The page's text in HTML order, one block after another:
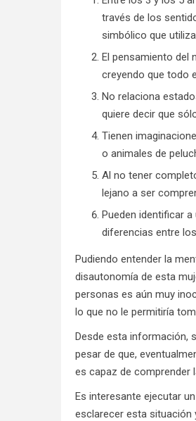
través de los
simbólico que
El pensamiento del
creyendo que todo
No relaciona
quiere decir que
Tienen
o animales de
Al no tener
lejano a ser
Pueden identificar
diferencias entre
Pudiendo entender la
disautonomía de esta
personas es aún muy
lo que no le permitiría
Desde esta información,
pesar de que,
es capaz de comprender
Es interesante ejecutar
esclarecer esta situación